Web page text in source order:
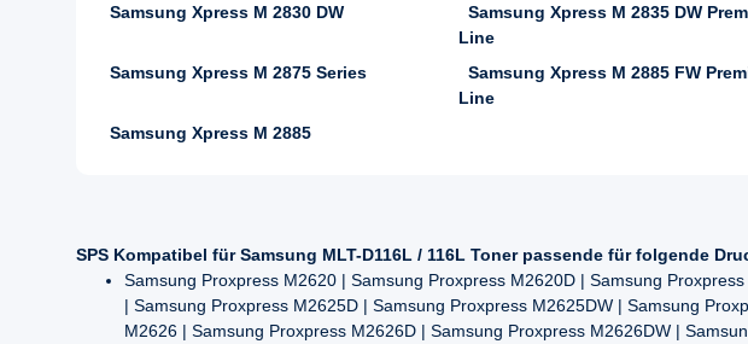
Samsung Xpress M 2830 DW
Samsung Xpress M 2835 DW
Line
Samsung Xpress M 2875 Series
Samsung Xpress M 2885 FW
Line
Samsung Xpress M 2885
SPS Kompatibel für Samsung MLT-D116L / 116L Toner passende für folgende
Samsung Proxpress M2620 | Samsung Proxpress M2620D | Samsung
| Samsung Proxpress M2625D | Samsung Proxpress M2625DW | Samsung
M2626 | Samsung Proxpress M2626D | Samsung Proxpress M2626DW |